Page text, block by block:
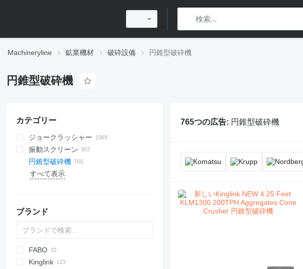
Machineryline 鉱業機材 破砕設備 円錐型破砕機
円錐型破砕機
カテゴリー
ジョークラッシャー
振動スクリーン
円錐型破砕機
水平軸インパクター
ボールミル
分級機ミル
台形製粉機
その他の製粉機
すべて表示
ブランド
60
250
FABO
FTC
Kinglink
765つの広告: 円錐型破砕機